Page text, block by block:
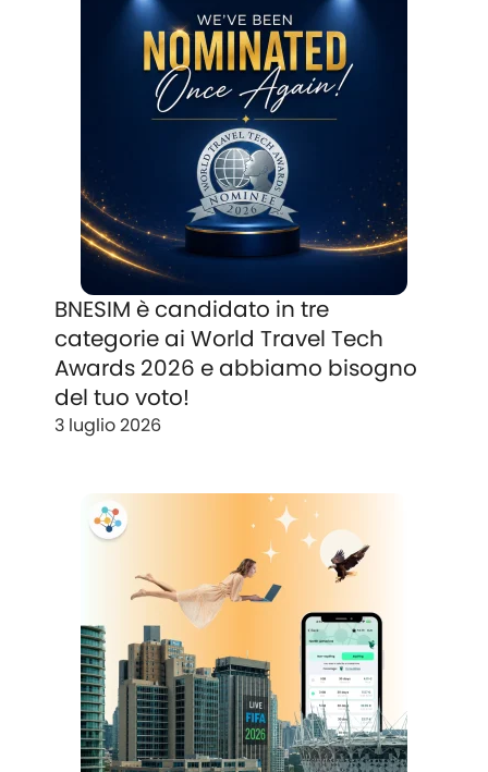
BNESIM è candidato in tre
categorie ai World Travel Tech
Awards 2026 e abbiamo bisogno
del tuo voto!
3 luglio 2026